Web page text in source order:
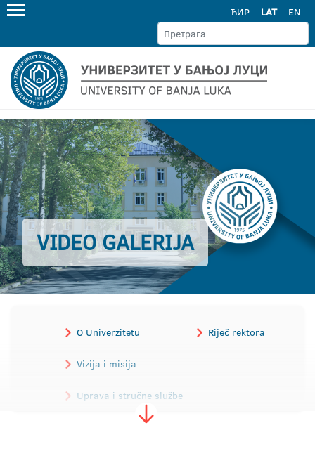
ЋИР LAT EN
VIDEO GALERIJA
O Univerzitetu Riječ rektora
Vizija i misija
Uprava i stručne službe